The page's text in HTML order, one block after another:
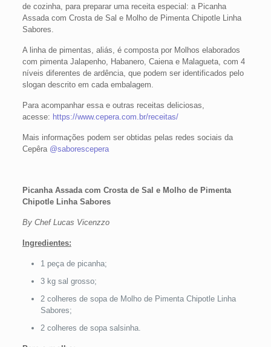
de cozinha, para preparar uma receita especial: a Picanha
Assada com Crosta de Sal e Molho de Pimenta Chipotle Linha
Sabores.
A linha de pimentas, aliás, é composta por Molhos elaborados
com pimenta Jalapenho, Habanero, Caiena e Malagueta, com 4
níveis diferentes de ardência, que podem ser identificados pelo
slogan descrito em cada embalagem.
Para acompanhar essa e outras receitas deliciosas,
acesse: https://www.cepera.com.br/receitas/
Mais informações podem ser obtidas pelas redes sociais da
Cepêra @saborescepera
Picanha Assada com Crosta de Sal e Molho de Pimenta
Chipotle Linha Sabores
By Chef Lucas Vicenzzo
Ingredientes:
1 peça de picanha;
3 kg sal grosso;
2 colheres de sopa de Molho de Pimenta Chipotle Linha
Sabores;
2 colheres de sopa salsinha.